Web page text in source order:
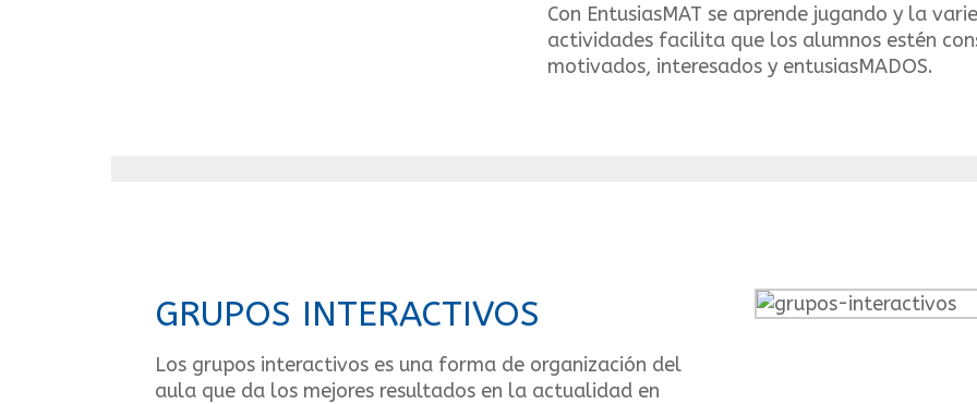
Con EntusiasMAT se aprende jugando y la
actividades facilita que los alumnos estén
motivados, interesados y entusiasMADOS.
GRUPOS INTERACTIVOS
Los grupos interactivos es una forma de organización del
aula que da los mejores resultados en la actualidad en